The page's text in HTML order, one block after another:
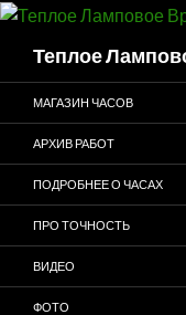
Теплое
МАГАЗИН ЧАСОВ
АРХИВ РАБОТ
ПОДРОБНЕЕ О ЧАСАХ
ПРО ТОЧНОСТЬ
ВИДЕО
ФОТО